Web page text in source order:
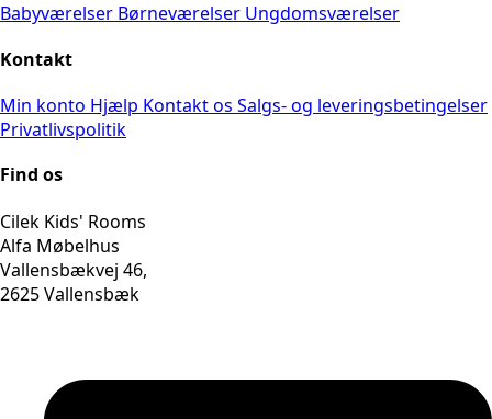
Babyværelser Børneværelser Ungdomsværelser
Kontakt
Min konto Hjælp Kontakt os Salgs- og leveringsbetingelser
Privatlivspolitik
Find os
Cilek Kids' Rooms
Alfa Møbelhus
Vallensbækvej 46,
2625 Vallensbæk